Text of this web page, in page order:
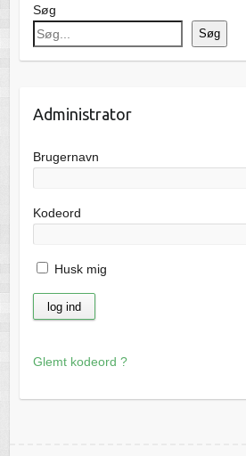
Søg
Søg
Administrator
Brugernavn
Kodeord
Husk mig
Glemt kodeord ?